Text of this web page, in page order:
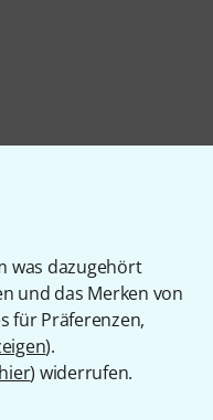
was dazugehört
und das Merken von
für Präferenzen,
).
hier) widerrufen.